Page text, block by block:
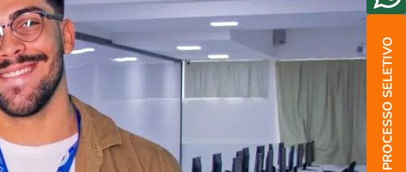
PROCESSO SELETIVO